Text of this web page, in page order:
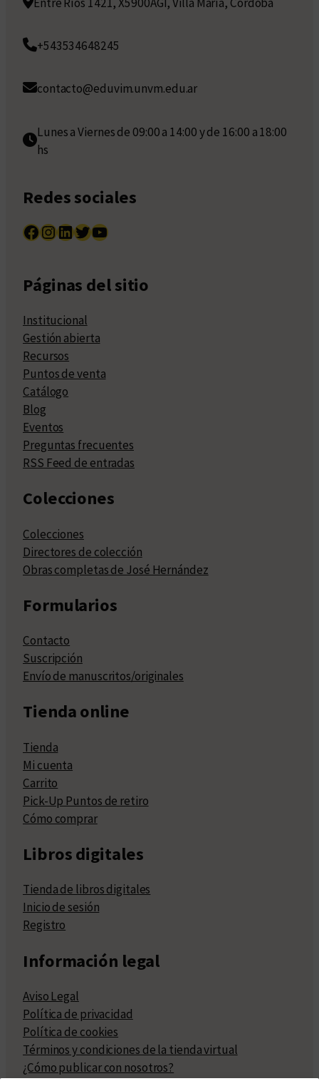
+543534648245
contacto@eduvim.unvm.edu.ar
Lunes a Viernes de 09:00 a 14:00 y de 16:00 a 18:00
hs
Redes sociales
Facebook InstagramLinkedIn Twitter YouTube
Páginas del sitio
Institucional
Gestión abierta
Recursos
Puntos de venta
Catálogo
Blog
Eventos
Preguntas frecuentes
RSS Feed de entradas
Colecciones
Colecciones
Directores de colección
Obras completas de José Hernández
Formularios
Contacto
Suscripción
Envío de manuscritos/originales
Tienda online
Tienda
Mi cuenta
Carrito
Pick-Up Puntos de retiro
Cómo comprar
Libros digitales
Tienda de libros digitales
Inicio de sesión
Registro
Información legal
Aviso Legal
Política de privacidad
Política de cookies
Términos y condiciones de la tienda virtual
¿Cómo publicar con nosotros?